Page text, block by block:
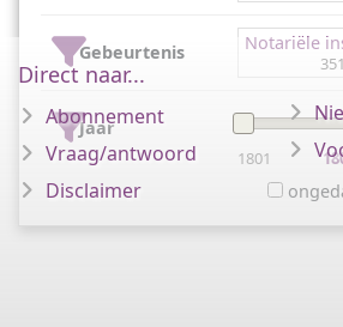
Gebeurtenis Notariële
351
Jaar
1801
Direct naar...
Abonnement
Vraag/antwoord
Disclaimer